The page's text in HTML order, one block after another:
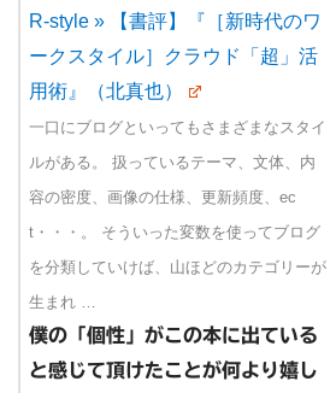
R-style » 【書評】『［新時代のワ
ークスタイル］クラウド「超」活
用術』（北真也）
一口にブログといってもさまざまなスタイ
ルがある。 扱っているテーマ、文体、内
容の密度、画像の仕様、更新頻度、ec
t・・・。 そういった変数を使ってブログ
を分類していけば、山ほどのカテゴリーが
生まれ …
僕の「個性」がこの本に出ている
と感じて頂けたことが何より嬉し